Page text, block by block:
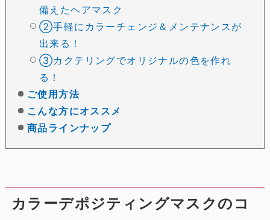
備えたヘアマスク
②手軽にカラーチェンジ＆メンテナンスが
出来る！
③カクテリングでオリジナルの色を作れ
る！
ご使用方法
こんな方にオススメ
商品ラインナップ
カラーデポジティングマスクのコ